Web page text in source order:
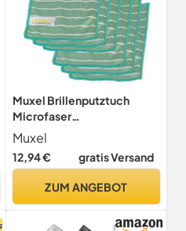
Muxel Brillenputztuch
Microfaser
Reinigungstücher Bambus
Brillen u. Handy Tuch 6
Tücher
Muxel
12,94 € gratis Versand
ZUM ANGEBOT